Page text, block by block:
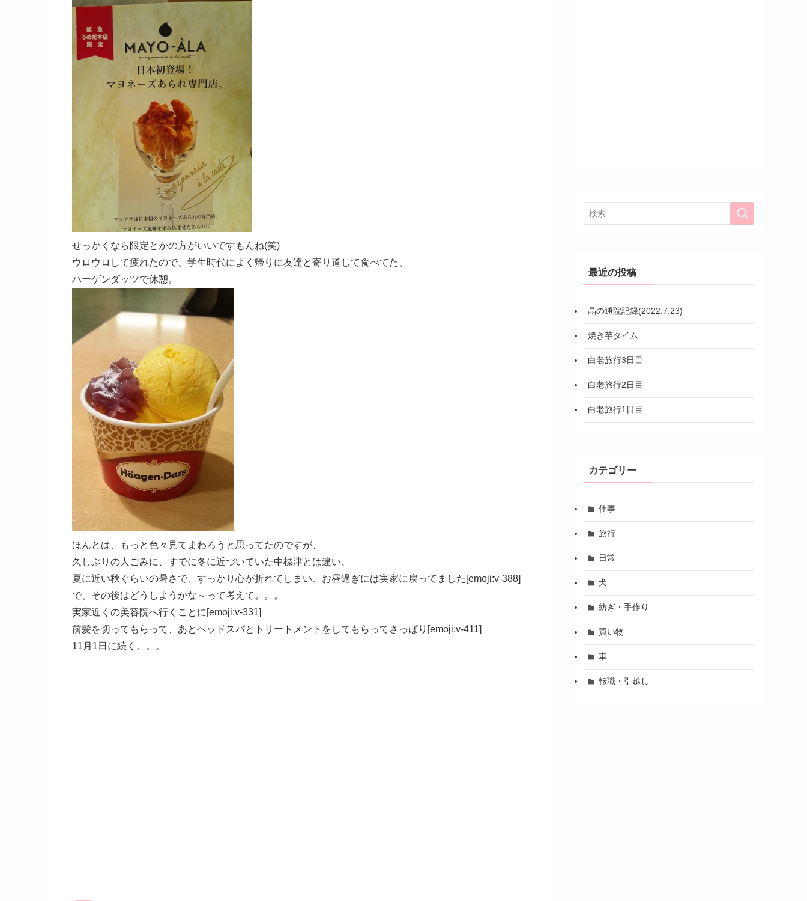
せっかくなら限定とかの方がいいですもんね(笑)
ウロウロして疲れたので、学生時代によく帰りに友達と寄り道して食べてた、
ハーゲンダッツで休憩。
ほんとは、もっと色々見てまわろうと思ってたのですが、
久しぶりの人ごみに、すでに冬に近づいていた中標津とは違い、
夏に近い秋ぐらいの暑さで、すっかり心が折れてしまい、お昼過ぎには実家に戻ってました[emoji:v-388]
で、その後はどうしようかな～って考えて。。。
実家近くの美容院へ行くことに[emoji:v-331]
前髪を切ってもらって、あとヘッドスパとトリートメントをしてもらってさっぱり[emoji:v-411]
11月1日に続く。。。
最近の投稿
晶の通院記録(2022.7.23)
焼き芋タイム
白老旅行3日目
白老旅行2日目
白老旅行1日目
カテゴリー
仕事
旅行
日常
犬
紡ぎ・手作り
買い物
車
転職・引越し